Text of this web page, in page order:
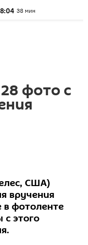
38 мин
фото с
США)
вручения
фотоленте
этого